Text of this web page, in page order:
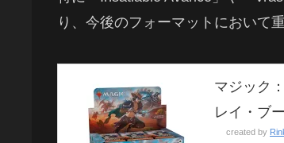
り、今後のフォーマットにおいて
マジック
レイ・ブ
created by